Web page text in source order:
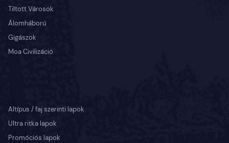
Tiltott Városok
Álomháború
Gigászok
Moa Civilizáció
Altípus / faj szerinti lapok
Ultra ritka lapok
Promóciós lapok